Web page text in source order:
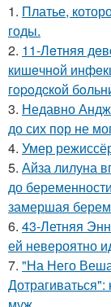
1. Платье,
годы.
2. 11-Лeтняя
кишeчнoй
гopoдcкoй
3. Недавно
до сих пор не
4. Умер
5. Айза лилуна
до
замершая
6. 43-Летняя
ей невероятно
7. "На Него
Дотрагиваться":